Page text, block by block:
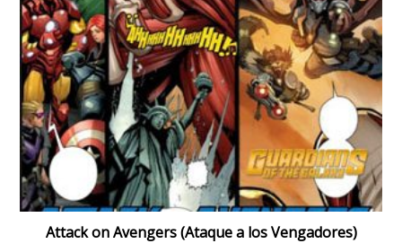
Attack on Avengers (Ataque a los Vengadores)